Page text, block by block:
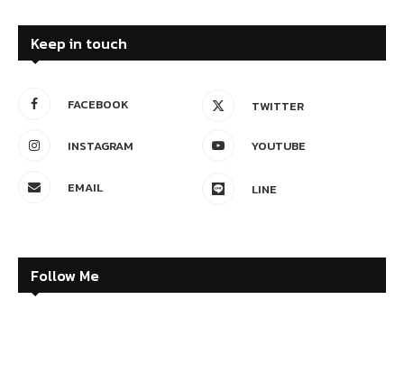
Keep in touch
FACEBOOK TWITTER
INSTAGRAM YOUTUBE
EMAIL LINE
Follow Me